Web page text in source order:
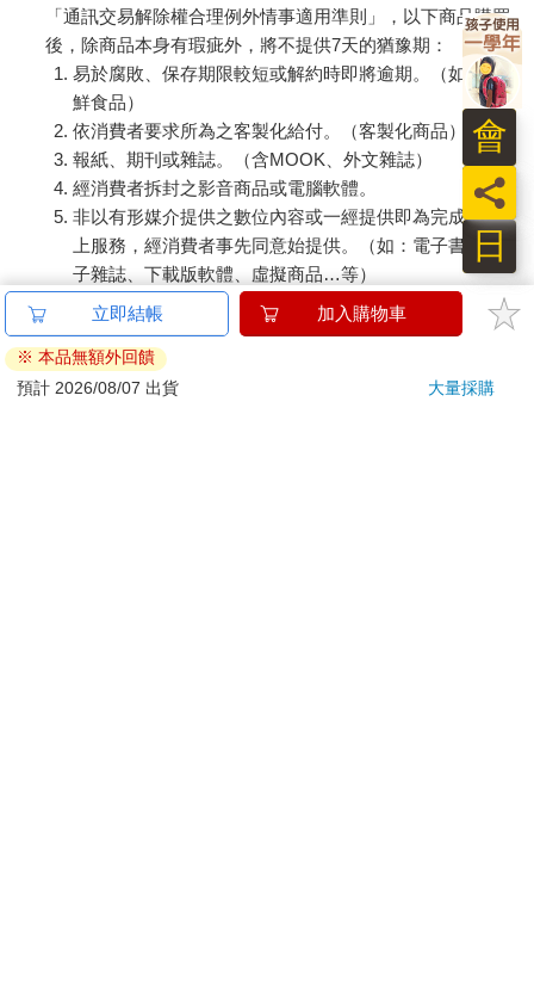
「通訊交易解除權合理例外情事適用準則」，以下商品購買
後，除商品本身有瑕疵外，將不提供7天的猶豫期：
易於腐敗、保存期限較短或解約時即將逾期。（如：生
鮮食品）
依消費者要求所為之客製化給付。（客製化商品）
報紙、期刊或雜誌。（含MOOK、外文雜誌）
經消費者拆封之影音商品或電腦軟體。
非以有形媒介提供之數位內容或一經提供即為完成之線
上服務，經消費者事先同意始提供。（如：電子書、電
子雜誌、下載版軟體、虛擬商品…等）
已拆封之個人衛生用品。（如：內衣褲、刮鬍刀、除毛
刀…等）
若非上列種類商品，均享有到貨7天的猶豫期（含例假
日）。
立即結帳 加入購物車
※ 本品無額外回饋
預計 2026/08/07 出貨
大量採購
日
員
會